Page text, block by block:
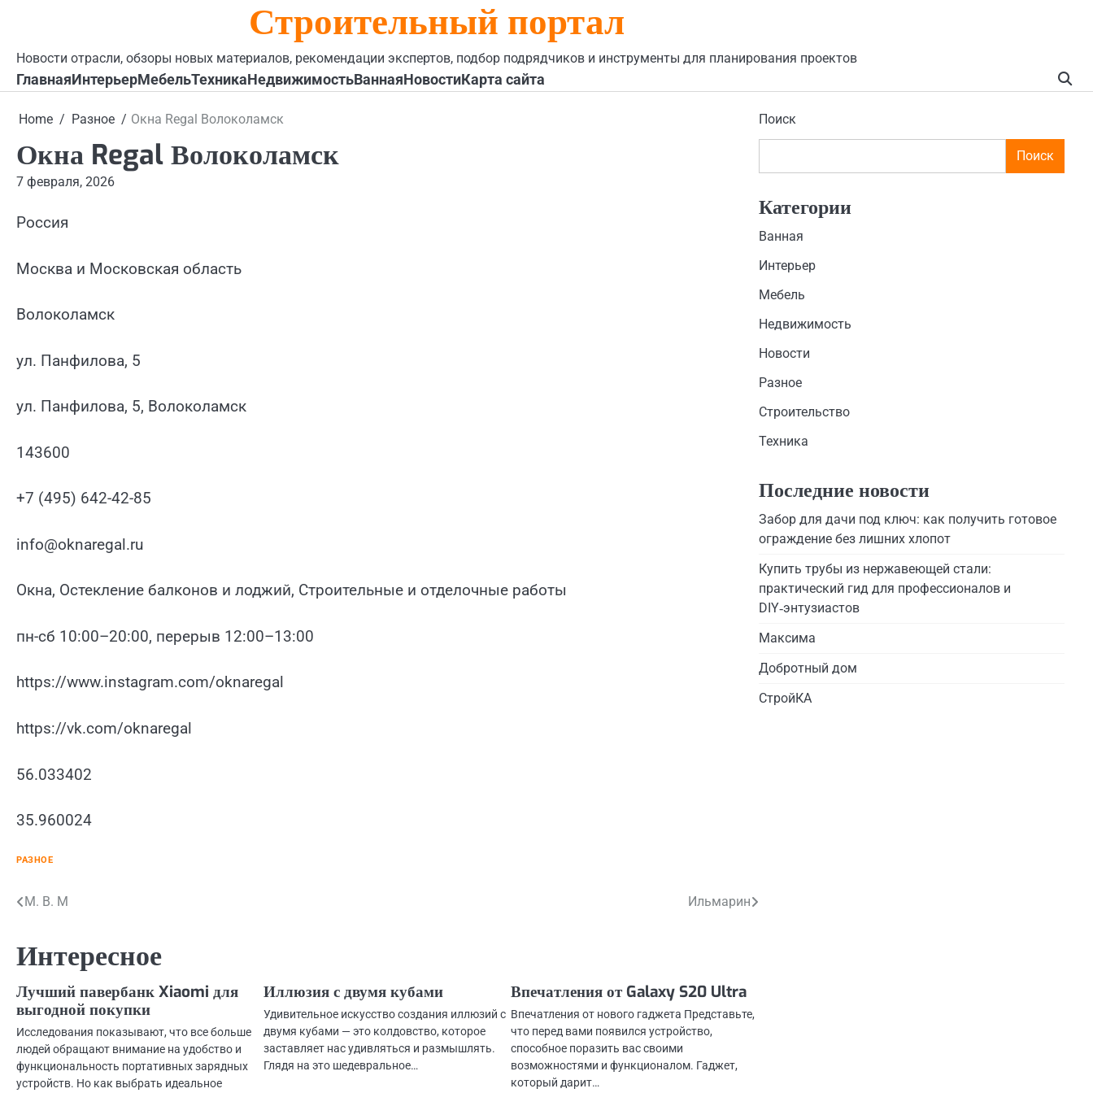
Строительный портал
Новости отрасли, обзоры новых материалов, рекомендации экспертов, подбор подрядчиков и инструменты для планирования проектов
ГлавнаяИнтерьерМебельТехникаНедвижимостьВаннаяНовостиКарта сайта
Home Разное Окна Regal Волоколамск
Окна Regal Волоколамск
7 февраля, 2026
Россия
Москва и Московская область
Волоколамск
ул. Панфилова, 5
ул. Панфилова, 5, Волоколамск
143600
+7 (495) 642-42-85
info@oknaregal.ru
Окна, Остекление балконов и лоджий, Строительные и отделочные работы
пн-сб 10:00–20:00, перерыв 12:00–13:00
https://www.instagram.com/oknaregal
https://vk.com/oknaregal
56.033402
35.960024
РАЗНОЕ
Навигация
записям
М. В. М Ильмарин
Интересное
Лучший павербанк Xiaomi для
выгодной покупки
Исследования показывают, что все больше
людей обращают внимание на удобство и
функциональность портативных зарядных
устройств. Но как выбрать идеальное
Иллюзия с двумя кубами
Удивительное искусство создания иллюзий с
двумя кубами — это колдовство, которое
заставляет нас удивляться и размышлять.
Глядя на это шедевральное…
Впечатления от Galaxy S20 Ultra
Впечатления от нового гаджета Представьте,
что перед вами появился устройство,
способное поразить вас своими
возможностями и функционалом. Гаджет,
который дарит…
Поиск
Поиск
Категории
Ванная
Интерьер
Мебель
Недвижимость
Новости
Разное
Строительство
Техника
Последние новости
Забор для дачи под ключ: как получить готовое
ограждение без лишних хлопот
Купить трубы из нержавеющей стали:
практический гид для профессионалов и
DIY‑энтузиастов
Максима
Добротный дом
СтройКА